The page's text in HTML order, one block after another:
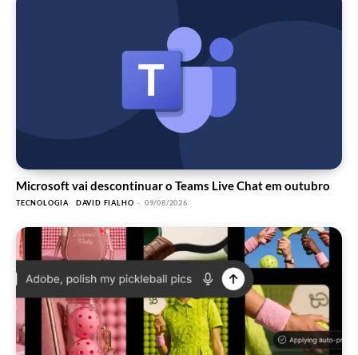
Microsoft vai descontinuar o Teams Live Chat em outubro
TECNOLOGIA DAVID FIALHO - 09/08/2026